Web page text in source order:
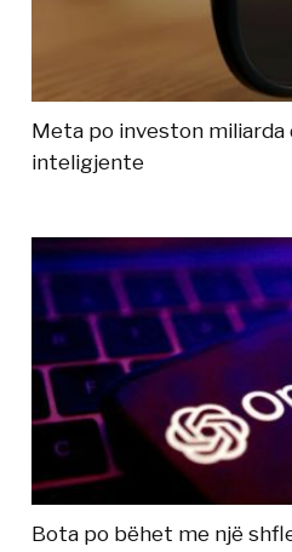
Meta po investon miliarda
inteligjente
Bota po bëhet me një